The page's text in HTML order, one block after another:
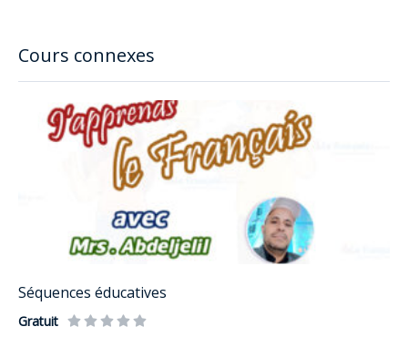
Cours connexes
Séquences éducatives
Gratuit